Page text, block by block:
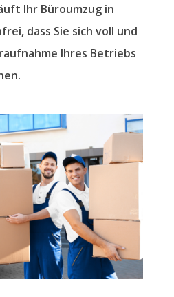
Ihr Büroumzug in
dass Sie sich voll und
Ihres Betriebs